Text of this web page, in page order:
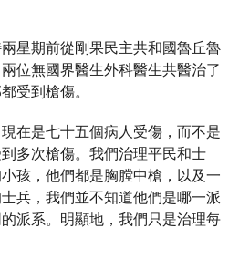
星期前從剛果民主共和國魯丘魯
位無國界醫生外科醫生共醫治了
受到槍傷。
在是七十五個病人受傷，而不是
多次槍傷。我們治理平民和士
孩，他們都是胸膛中槍，以及一
兵，我們並不知道他們是哪一派
派系。明顯地，我們只是治理每